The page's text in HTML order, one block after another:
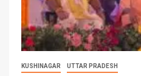
KUSHINAGAR UTTAR PRADESH